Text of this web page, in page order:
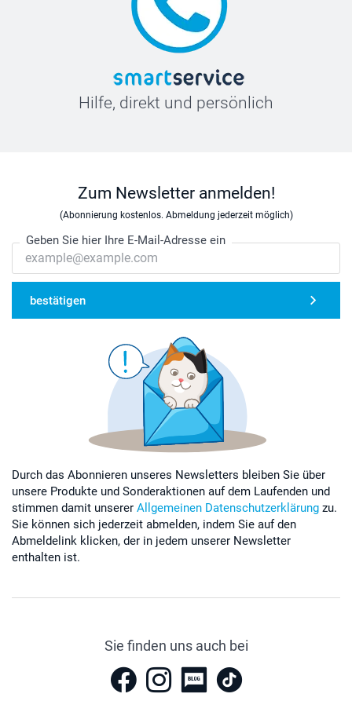
Hilfe, direkt und persönlich
Zum Newsletter anmelden!
(Abonnierung kostenlos. Abmeldung jederzeit möglich)
Geben Sie hier Ihre E-Mail-Adresse ein
bestätigen
Durch das Abonnieren unseres Newsletters bleiben Sie über
unsere Produkte und Sonderaktionen auf dem Laufenden und
stimmen damit unserer Allgemeinen Datenschutzerklärung zu.
Sie können sich jederzeit abmelden, indem Sie auf den
Abmeldelink klicken, der in jedem unserer Newsletter
enthalten ist.
Sie finden uns auch bei